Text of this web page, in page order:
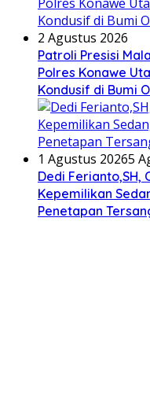
2 Agustus 2026
Patroli Presisi
Polres Konawe
Kondusif di Bumi
1 Agustus 20265
Dedi Ferianto,SH,
Kepemilikan
Penetapan